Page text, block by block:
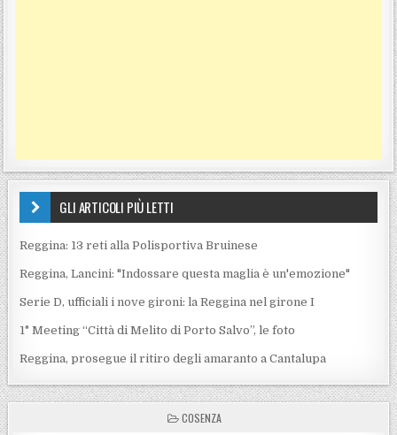
GLI ARTICOLI PIÙ LETTI
Reggina: 13 reti alla Polisportiva Bruinese
Reggina, Lancini: "Indossare questa maglia è un'emozione"
Serie D, ufficiali i nove gironi: la Reggina nel girone I
1° Meeting “Città di Melito di Porto Salvo”, le foto
Reggina, prosegue il ritiro degli amaranto a Cantalupa
POSTED IN
COSENZA